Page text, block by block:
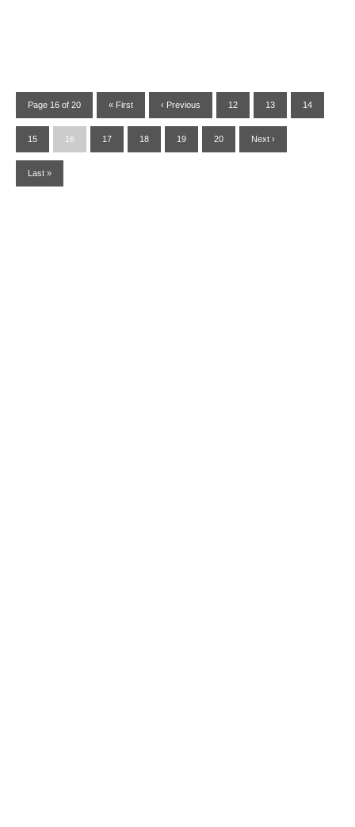
Page 16 of 20 « First ‹ Previous 12 13 14
15 16 17 18 19 20 Next ›
Last »